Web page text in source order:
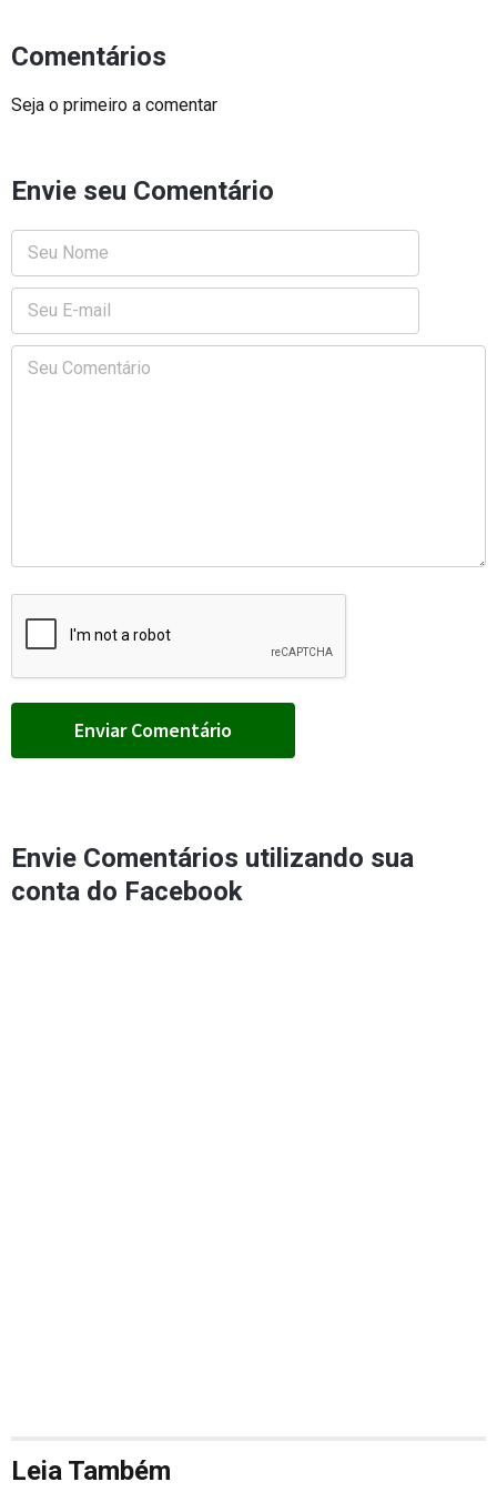
Comentários
Seja o primeiro a comentar
Envie seu Comentário
Envie Comentários utilizando sua
conta do Facebook
Leia Também